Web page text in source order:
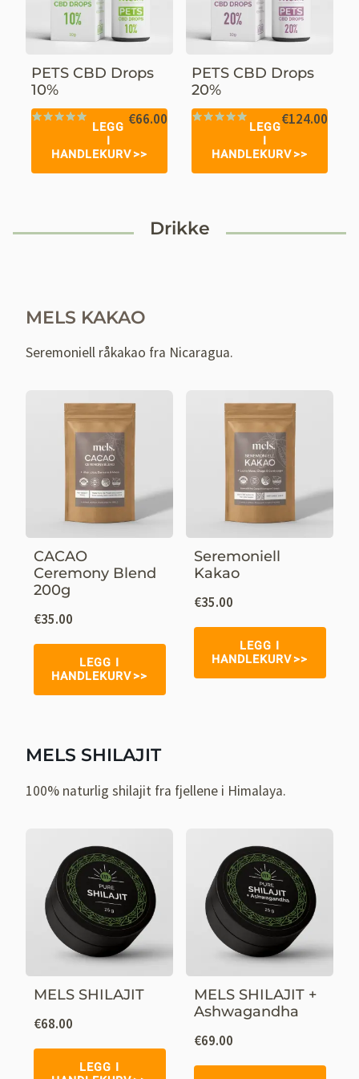
PETS CBD Drops
10%
basert på
€66.00
LEGG
I
HANDLEKURV
PETS CBD Drops
20%
basert på
€124.00
LEGG
I
HANDLEKURV
Drikke
MELS KAKAO
Seremoniell råkakao fra Nicaragua.
CACAO
Ceremony Blend
200g
€35.00
LEGG I
HANDLEKURV
Seremoniell
Kakao
€35.00
LEGG I
HANDLEKURV
MELS SHILAJIT
100% naturlig shilajit fra fjellene i Himalaya.
MELS SHILAJIT
€68.00
LEGG I
MELS SHILAJIT +
Ashwagandha
€69.00